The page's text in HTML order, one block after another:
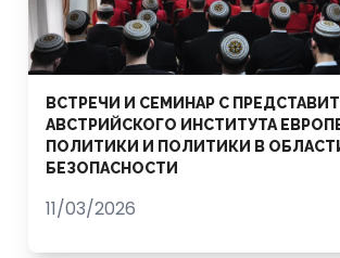
ВСТРЕЧИ И СЕМИНАР С
АВСТРИЙСКОГО ИНСТИТУТА
ПОЛИТИКИ И ПОЛИТИКИ В
БЕЗОПАСНОСТИ
11/03/2026